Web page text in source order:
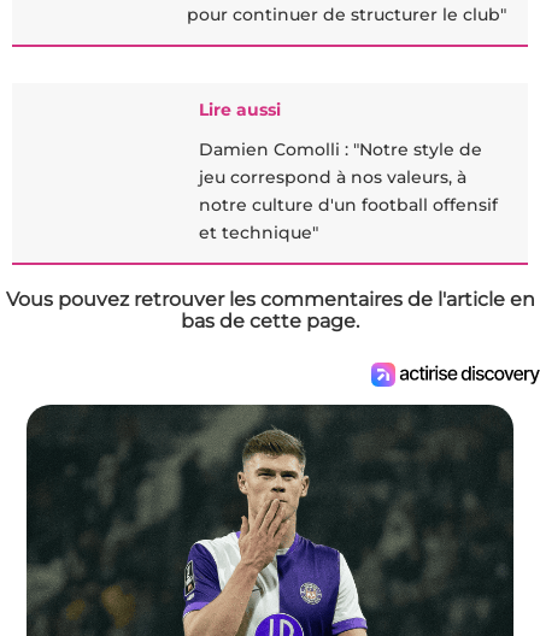
pour continuer de structurer le club"
Lire aussi
Damien Comolli : "Notre style de
jeu correspond à nos valeurs, à
notre culture d'un football offensif
et technique"
Vous pouvez retrouver les commentaires de l'article en
bas de cette page.